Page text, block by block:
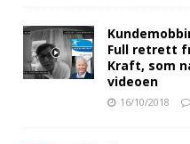
Full retrett
Kraft, som
videoen
16/10/2018